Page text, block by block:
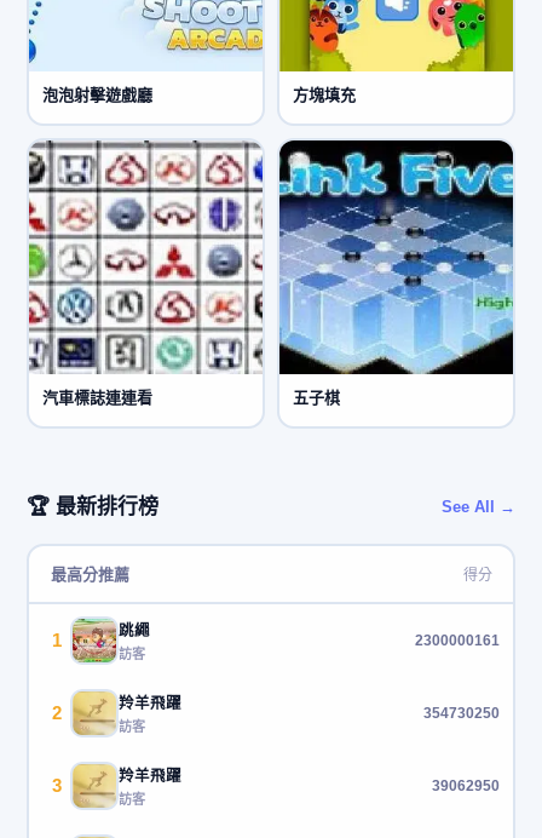
泡泡射擊遊戲廳 方塊填充
汽車標誌連連看 五子棋
🏆 最新排行榜 See All →
最高分推薦 得分
1 跳繩
訪客
2300000161
2 羚羊飛躍
訪客
354730250
3 羚羊飛躍
訪客
39062950